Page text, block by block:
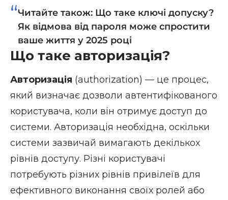
Читайте також: Що таке ключі допуску?
Як відмова від пароля може спростити
ваше життя у 2025 році
Що таке авторизація?
Авторизація (authorization) — це процес,
який визначає дозволи автентифікованого
користувача, коли він отримує доступ до
системи. Авторизація необхідна, оскільки
системи зазвичай вимагають декількох
рівнів доступу. Різні користувачі
потребують різних рівнів привілеїв для
ефективного виконання своїх ролей або